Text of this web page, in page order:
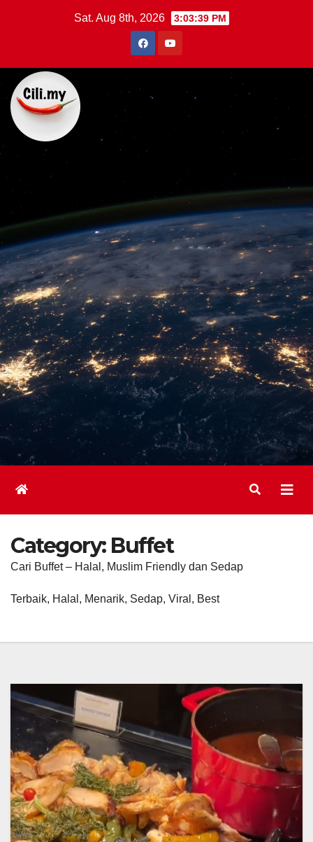
Sat. Aug 8th, 2026 3:03:40 PM
Category: Buffet
Cari Buffet – Halal, Muslim Friendly dan Sedap
Terbaik, Halal, Menarik, Sedap, Viral, Best